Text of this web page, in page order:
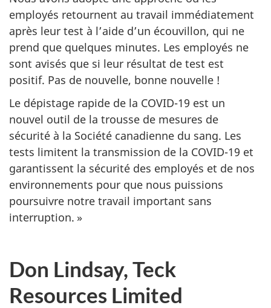
employés retournent au travail immédiatement
après leur test à l’aide d’un écouvillon, qui ne
prend que quelques minutes. Les employés ne
sont avisés que si leur résultat de test est
positif. Pas de nouvelle, bonne nouvelle !
Le dépistage rapide de la COVID-19 est un
nouvel outil de la trousse de mesures de
sécurité à la Société canadienne du sang. Les
tests limitent la transmission de la COVID-19 et
garantissent la sécurité des employés et de nos
environnements pour que nous puissions
poursuivre notre travail important sans
interruption. »
Don Lindsay, Teck
Resources Limited